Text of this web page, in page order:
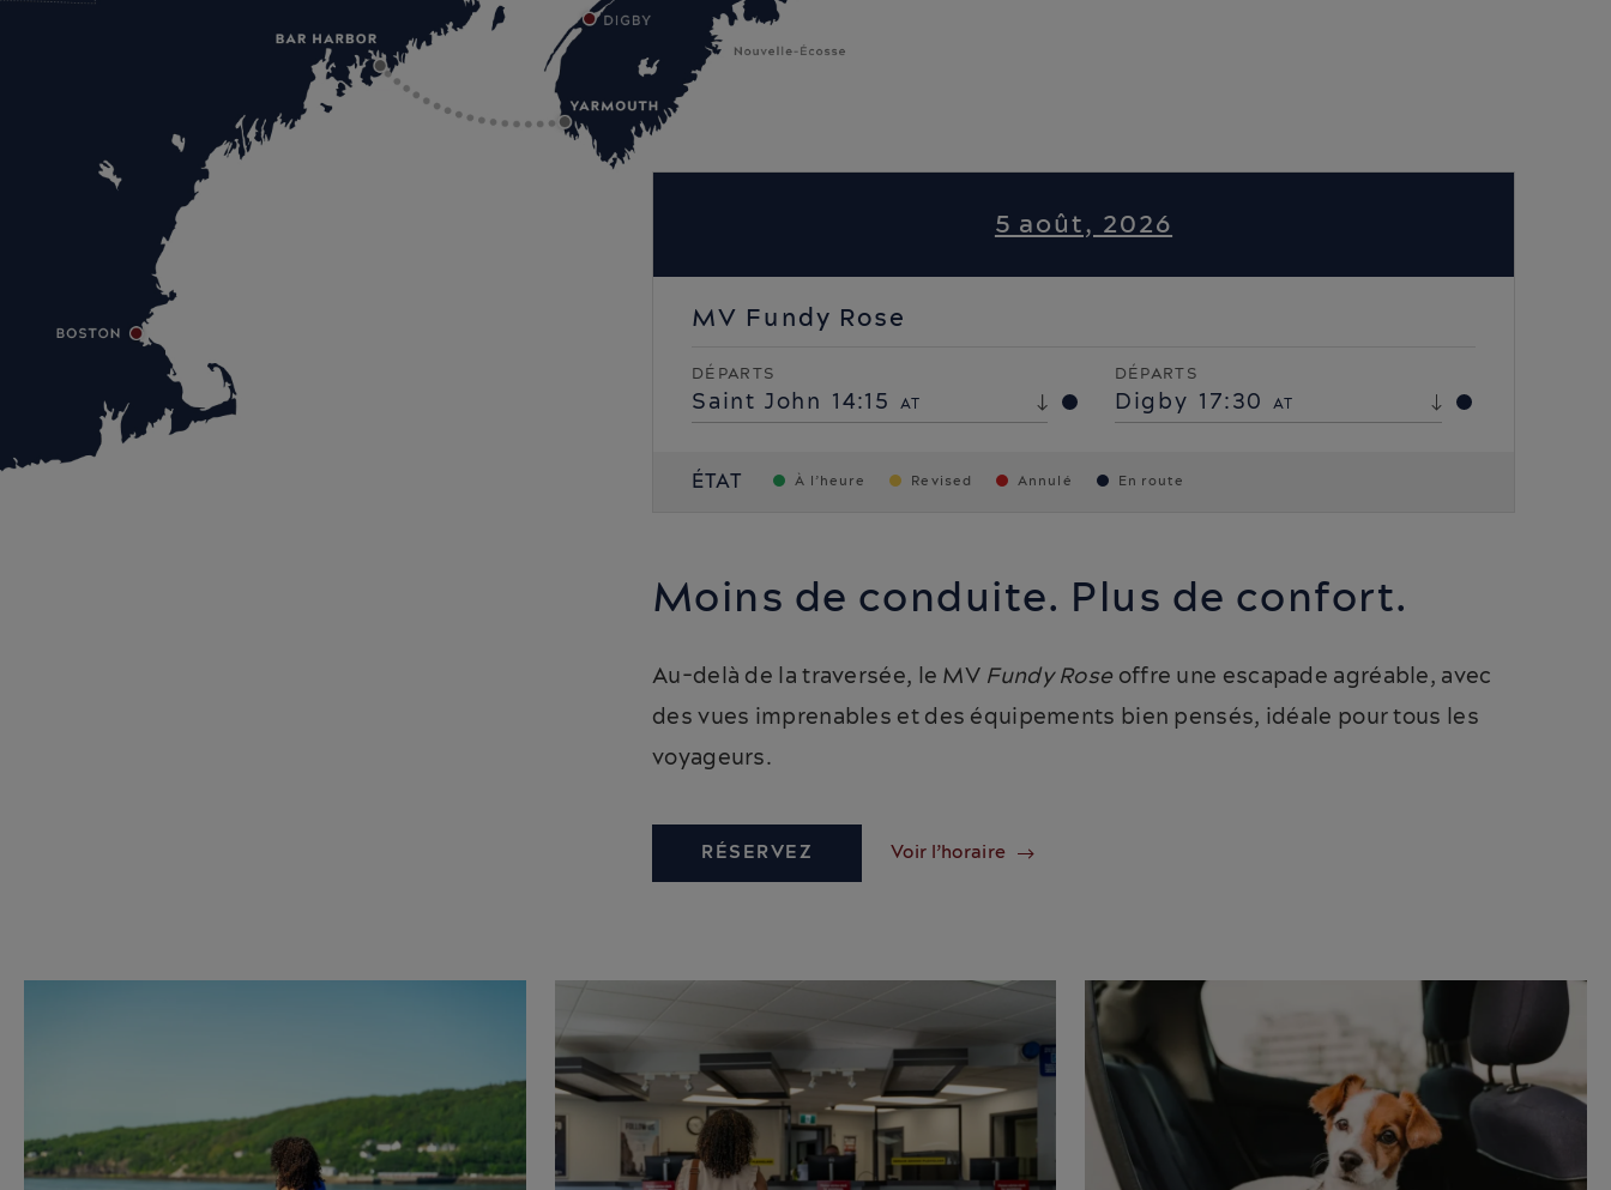
5 août, 2026
MV Fundy Rose
DÉPARTS
Saint John 14:15 AT
DÉPARTS
Digby 17:30 AT
ÉTAT À l’heure Revised Annulé En route
Moins de conduite. Plus de confort.
Au-delà de la traversée, le MV Fundy Rose offre une escapade agréable, avec
des vues imprenables et des équipements bien pensés, idéale pour tous les
voyageurs.
RÉSERVEZ Voir l’horaire